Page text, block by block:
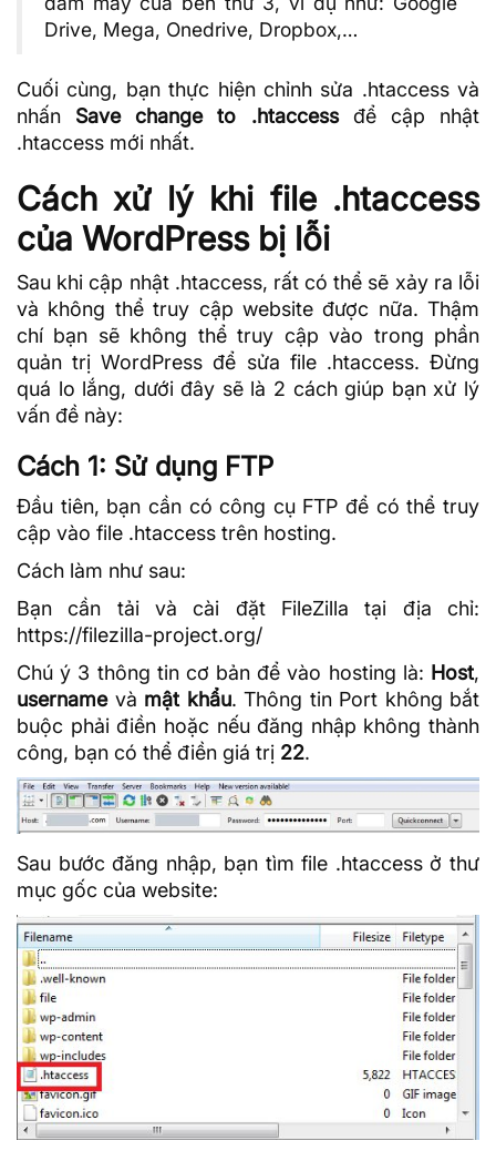
Drive, Mega, Onedrive, Dropbox,…
Cuối cùng, bạn thực hiện chỉnh sửa .htaccess và
nhấn Save change to .htaccessđể cập nhật
.htaccess mới nhất.
Cách xử lý khi file .htaccess
của WordPress bị lỗi
Sau khi cập nhật .htaccess, rất có thể sẽ xảy ra lỗi
và không thể truy cập website được nữa. Thậm
chí bạn sẽ không thể truy cập vào trong phần
quản trị WordPress để sửa file .htaccess. Đừng
quá lo lắng, dưới đây sẽ là 2 cách giúp bạn xử lý
vấn đề này:
Cách 1: Sử dụng FTP
Đầu tiên, bạn cần có công cụ FTP để có thể truy
cập vào file .htaccess trên hosting.
Cách làm như sau:
Bạn cần tải và cài đặt FileZilla tại địa chỉ:
https://filezilla-project.org/
Chú ý 3 thông tin cơ bản để vào hosting là: Host,
usernamevà mật khẩu. Thông tin Port không bắt
buộc phải điền hoặc nếu đăng nhập không thành
công, bạn có thể điền giá trị 22.
Sau bước đăng nhập, bạn tìm file .htaccess ở thư
mục gốc của website: